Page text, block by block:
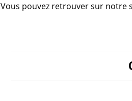
Vous pouvez retrouver sur notre